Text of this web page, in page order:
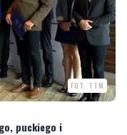
FOT. TTM
puckiego i
współpracy.
Jądrowej.